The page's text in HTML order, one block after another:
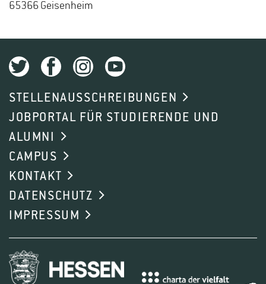
65366 Gei­sen­heim
STELLENAUSSCHREIBUNGEN
JOBPORTAL FÜR STUDIERENDE UND
ALUMNI
CAMPUS
KONTAKT
DATENSCHUTZ
IMPRESSUM